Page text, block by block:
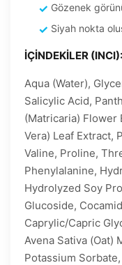
Gözenek
Siyah nokta
İÇİNDEKİLER (INCI):
Aqua (Water),
Salicylic Acid,
(Matricaria) Flower
Vera) Leaf Extract,
Valine, Proline,
Phenylalanine,
Hydrolyzed Soy
Glucoside,
Caprylic/Capric
Avena Sativa (Oat)
Potassium